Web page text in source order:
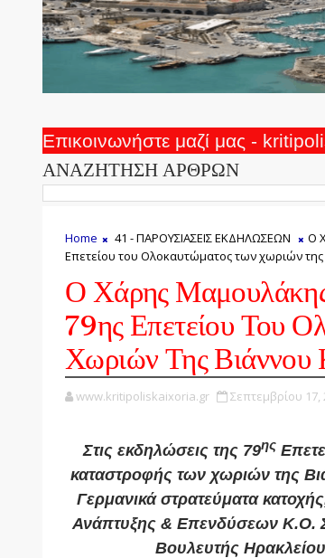
Επικοινωνήστε μαζί μας -
ΑΝΑΖΗΤΗΣΗ ΑΡΘΡΩΝ
Home 41 - ΠΑΡΟΥΣΙΑΣΕΙΣ ΕΚΔΗΛΩΣΕΩΝ
Ο
Επετείου του Ολοκαυτώματος των χωριών της
Ο Χάρης Μαμουλάκης
79ης Επετείου Του
Χωριών Της Βιάννου
www.kritipoliskaixoria.gr Σεπτεμβρίου 17,
Στις εκδηλώσεις της 79ης
καταστροφής των χωριών της
Γερμανικά στρατεύματα
Ανάπτυξης & Επενδύσεων Κ.Ο.
Βουλευτής